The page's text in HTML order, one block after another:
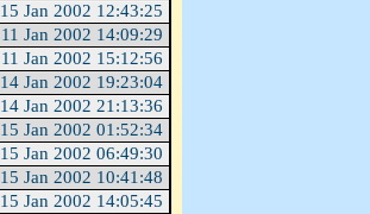
15 Jan 2002 12:43:25
11 Jan 2002 14:09:29
11 Jan 2002 15:12:56
14 Jan 2002 19:23:04
14 Jan 2002 21:13:36
15 Jan 2002 01:52:34
15 Jan 2002 06:49:30
15 Jan 2002 10:41:48
15 Jan 2002 14:05:45